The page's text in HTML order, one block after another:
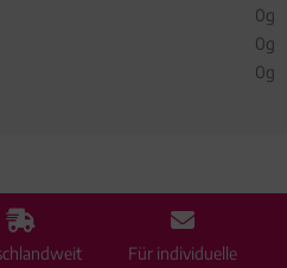
0g
0g
0g
Für individuelle